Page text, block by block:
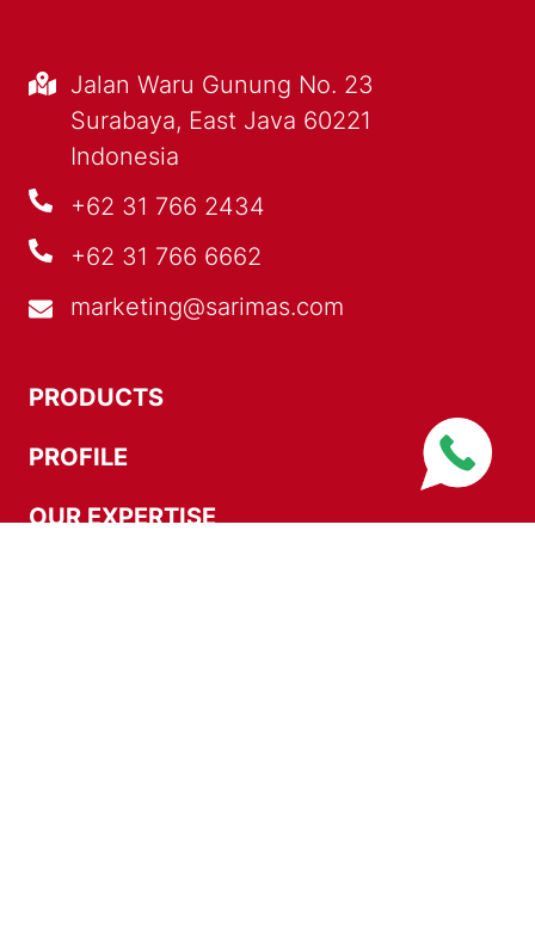
Jalan Waru Gunung No. 23
Surabaya, East Java 60221
Indonesia
+62 31 766 2434
+62 31 766 6662
marketing@sarimas.com
PRODUCTS
PROFILE
OUR EXPERTISE